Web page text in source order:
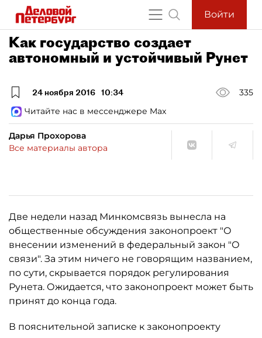
Войти
Как государство создает
автономный и устойчивый Рунет
24 ноября 2016 10:34
335
Читайте нас в мессенджере Max
Дарья Прохорова
Все материалы автора
Две недели назад Минкомсвязь вынесла на
общественные обсуждения законопроект "О
внесении изменений в федеральный закон "О
связи". За этим ничего не говорящим названием,
по сути, скрывается порядок регулирования
Рунета. Ожидается, что законопроект может быть
принят до конца года.
В пояснительной записке к законопроекту